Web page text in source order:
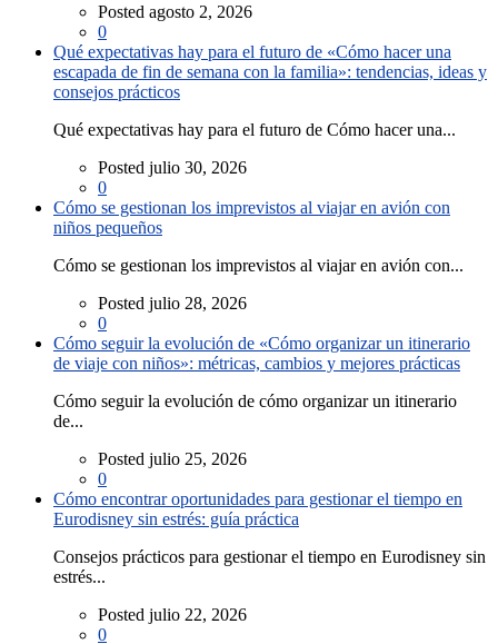
Posted agosto 2, 2026
0
Qué expectativas hay para el futuro de «Cómo hacer una
escapada de fin de semana con la familia»: tendencias, ideas y
consejos prácticos
Qué expectativas hay para el futuro de Cómo hacer una...
Posted julio 30, 2026
0
Cómo se gestionan los imprevistos al viajar en avión con
niños pequeños
Cómo se gestionan los imprevistos al viajar en avión con...
Posted julio 28, 2026
0
Cómo seguir la evolución de «Cómo organizar un itinerario
de viaje con niños»: métricas, cambios y mejores prácticas
Cómo seguir la evolución de cómo organizar un itinerario
de...
Posted julio 25, 2026
0
Cómo encontrar oportunidades para gestionar el tiempo en
Eurodisney sin estrés: guía práctica
Consejos prácticos para gestionar el tiempo en Eurodisney sin
estrés...
Posted julio 22, 2026
0